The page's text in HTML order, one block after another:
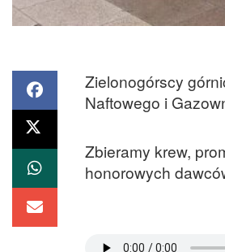
Zielonogórscy
Naftowego i
Zbieramy krew,
honorowych